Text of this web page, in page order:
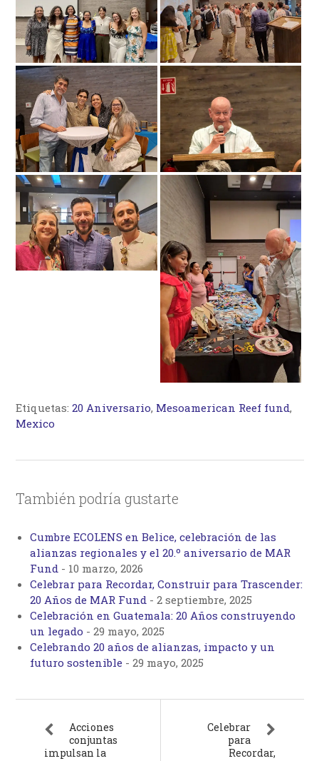
Etiquetas:20 Aniversario, Mesoamerican Reef fund,
Mexico
También podría gustarte
Cumbre ECOLENS en Belice, celebración de las
alianzas regionales y el 20.º aniversario de MAR
Fund - 10 marzo, 2026
Celebrar para Recordar, Construir para Trascender:
20 Años de MAR Fund -2 septiembre, 2025
Celebración en Guatemala: 20 Años construyendo
un legado -29 mayo, 2025
Celebrando 20 años de alianzas, impacto y un
futuro sostenible -29 mayo, 2025
Acciones
conjuntas
impulsan la
Celebrar
para
Recordar,